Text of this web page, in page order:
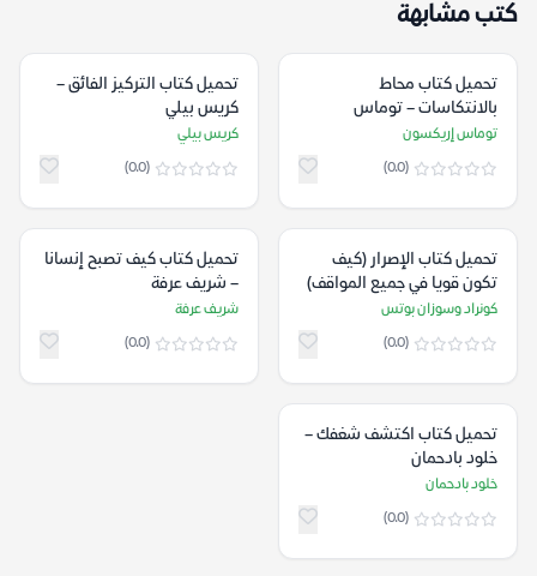
كتب مشابهة
تحميل كتاب محاط
بالانتكاسات – توماس
إريكسون
توماس إريكسون
(0.0)
تحميل كتاب التركيز الفائق –
كريس بيلي
كريس بيلي
(0.0)
تحميل كتاب الإصرار (كيف
تكون قويا في جميع المواقف)
– كونراد وسوزان بوتس
كونراد وسوزان بوتس
(0.0)
تحميل كتاب كيف تصبح إنسانا
– شريف عرفة
شريف عرفة
(0.0)
تحميل كتاب اكتشف شغفك –
خلود بادحمان
خلود بادحمان
(0.0)